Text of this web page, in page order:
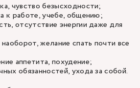
чувство безысходности;
к работе, учебе, общению;
отсутствие энергии даже для
желание спать почти все
аппетита, похудение;
обязанностей, ухода за собой.